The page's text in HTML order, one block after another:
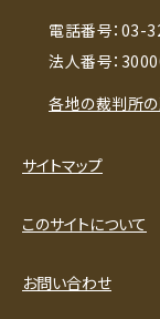
電話番号：03-
法人番号：
各地の裁判所
サイトマップ
このサイトについて
お問い合わせ